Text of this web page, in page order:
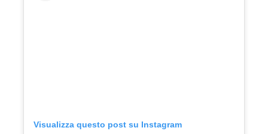
Visualizza questo post su Instagram